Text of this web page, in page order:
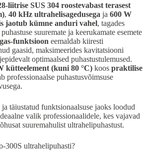
liitrise SUS 304 roostevabast terasest
, 40 kHz ultrahelisagedusega ja 600 W
jaotub kümne anduri vahel, tagades
suuremate ja keerukamate esemete
funktsioon eemaldab kiiresti
gaasid, maksimeerides kavitatsiooni
optimaalsed puhastustulemused.
kütteelement (kuni 80 °C) koos praktilise
professionaalse puhastusvõimsuse
täiustatud funktsionaalsuse jaoks loodud
valik professionaalidele, kes vajavad
suuremahulist ultrahelipuhastust.
300S ultrahelipuhasti?